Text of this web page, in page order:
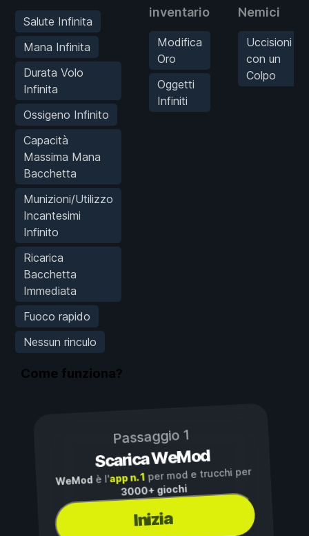
Salute Infinita
Mana Infinita
Durata Volo
Infinita
Ossigeno Infinito
Capacità
Massima Mana
Bacchetta
Munizioni/Utilizzo
Incantesimi
Infinito
Ricarica
Bacchetta
Immediata
Fuoco rapido
Nessun rinculo
inventario
Modifica
Oro
Oggetti
Infiniti
Nemici
Uccisioni
con un
Colpo
Come funziona?
Passaggio 1
Scarica WeMod
WeMod è l'app n. 1per mod e trucchi per
3000+ giochi
Inizia